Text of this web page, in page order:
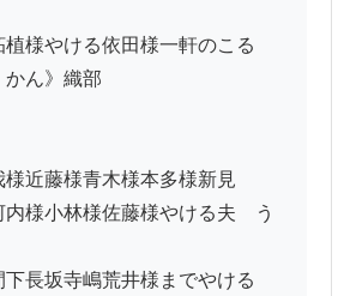
様やける依田様一軒のこる
かん》織部
近藤様青木様本多様新見
様小林様佐藤様やける夫ゟう
長坂寺嶋荒井様までやける